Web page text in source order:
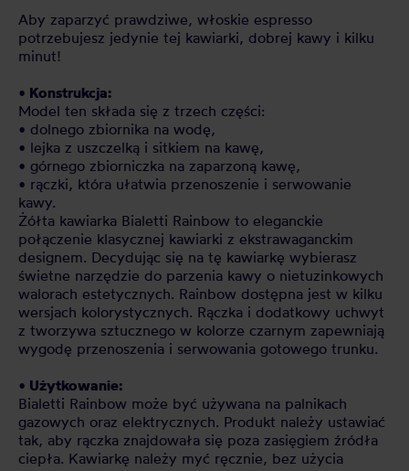
Aby zaparzyć prawdziwe, włoskie espresso
potrzebujesz jedynie tej kawiarki, dobrej kawy i kilku
minut!
• Konstrukcja:
Model ten składa się z trzech części:
• dolnego zbiornika na wodę,
• lejka z uszczelką i sitkiem na kawę,
• górnego zbiorniczka na zaparzoną kawę,
• rączki, która ułatwia przenoszenie i serwowanie
kawy.
Żółta kawiarka Bialetti Rainbow to eleganckie
połączenie klasycznej kawiarki z ekstrawaganckim
designem. Decydując się na tę kawiarkę wybierasz
świetne narzędzie do parzenia kawy o nietuzinkowych
walorach estetycznych. Rainbow dostępna jest w kilku
wersjach kolorystycznych. Rączka i dodatkowy uchwyt
z tworzywa sztucznego w kolorze czarnym zapewniają
wygodę przenoszenia i serwowania gotowego trunku.
• Użytkowanie:
Bialetti Rainbow może być używana na palnikach
gazowych oraz elektrycznych. Produkt należy ustawiać
tak, aby rączka znajdowała się poza zasięgiem źródła
ciepła. Kawiarkę należy myć ręcznie, bez użycia